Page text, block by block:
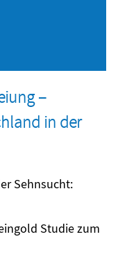
–
in der
Sehnsucht:
Studie zum